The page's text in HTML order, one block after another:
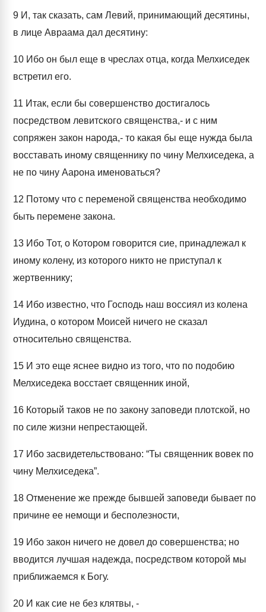
9 И, так сказать, сам Левий, принимающий десятины,
в лице Авраама дал десятину:
10 Ибо он был еще в чреслах отца, когда Мелхиседек
встретил его.
11 Итак, если бы совершенство достигалось
посредством левитского священства,- и с ним
сопряжен закон народа,- то какая бы еще нужда была
восставать иному священнику по чину Мелхиседека, а
не по чину Аарона именоваться?
12 Потому что с переменой священства необходимо
быть перемене закона.
13 Ибо Тот, о Котором говорится сие, принадлежал к
иному колену, из которого никто не приступал к
жертвеннику;
14 Ибо известно, что Господь наш воссиял из колена
Иудина, о котором Моисей ничего не сказал
относительно священства.
15 И это еще яснее видно из того, что по подобию
Мелхиседека восстает священник иной,
16 Который таков не по закону заповеди плотской, но
по силе жизни непрестающей.
17 Ибо засвидетельствовано: “Ты священник вовек по
чину Мелхиседека”.
18 Отменение же прежде бывшей заповеди бывает по
причине ее немощи и бесполезности,
19 Ибо закон ничего не довел до совершенства; но
вводится лучшая надежда, посредством которой мы
приближаемся к Богу.
20 И как сие не без клятвы, -